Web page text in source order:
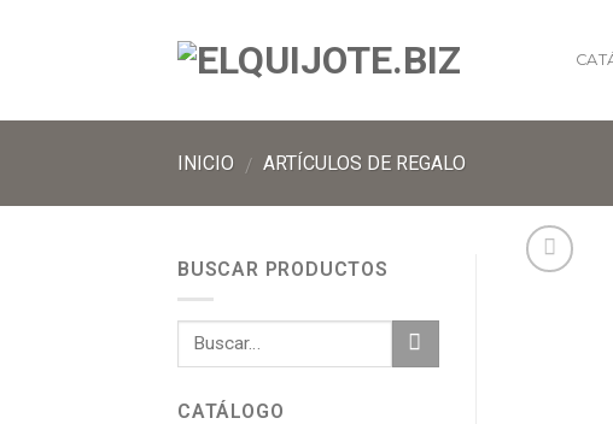
INICIO / ARTÍCULOS DE REGALO
BUSCAR PRODUCTOS
CATÁLOGO